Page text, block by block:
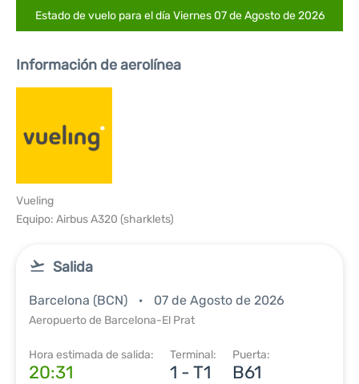
Estado de vuelo para el día Viernes 07 de Agosto de 2026
Información de aerolínea
Vueling
Equipo: Airbus A320 (sharklets)
Salida
Barcelona (BCN) 07 de Agosto de 2026
Aeropuerto de Barcelona-El Prat
Hora estimada de salida:
20:31
Terminal:
1 - T1
Puerta:
B61